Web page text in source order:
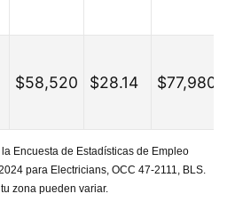
$58,520 $28.14 $77,980
Encuesta de Estadísticas de Empleo
para Electricians, OCC 47-2111, BLS.
zona pueden variar.